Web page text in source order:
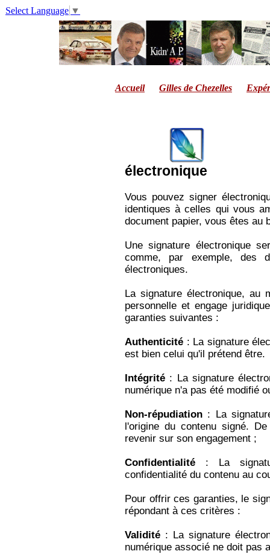
Select Language ▼
Accueil Gilles de Chezelles
électronique
Vous pouvez signer
identiques à celles qui vous
document papier, vous êtes au
Une signature électronique
comme, par exemple, des
électroniques.
La signature électronique, au
personnelle et engage
garanties suivantes :
Authenticité : La signature
est bien celui qu'il prétend être.
Intégrité : La signature
numérique n'a pas été modifié
Non-répudiation : La
l'origine du contenu signé.
revenir sur son engagement ;
Confidentialité : La
confidentialité du contenu au
Pour offrir ces garanties, le
répondant à ces critères :
Validité : La signature
numérique associé ne doit pas